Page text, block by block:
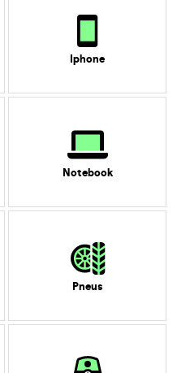
Iphone
Notebook
Pneus